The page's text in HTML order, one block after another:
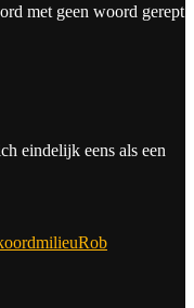
met geen woord gerept
eindelijk eens als een
milieuRob